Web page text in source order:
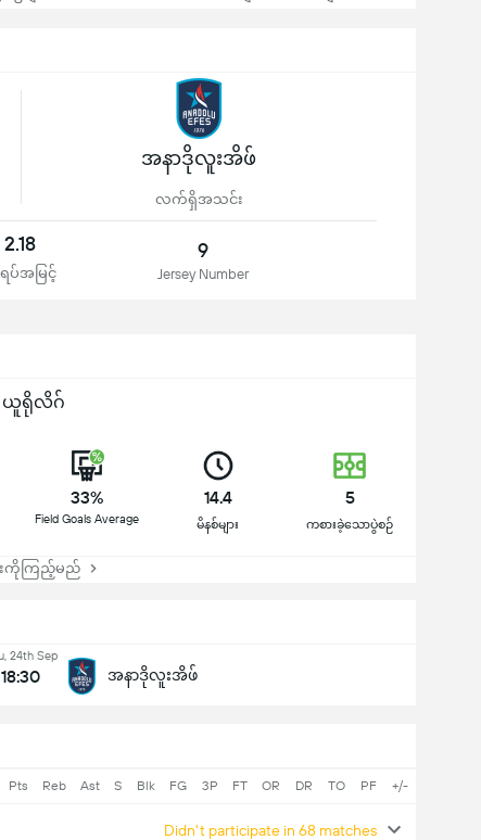
အနာဒိုလူးအိဖ်
လက်ရှိအသင်း
2.18
ပ်အမြင့်
9
Jersey Number
ယူရိုလိဂ်
33%
Field Goals Average
14.4
မိနစ်များ
5
ကစားခဲ့သောပွဲစဉ်
ကိုကြည့်မည်
24th Sep
18:30 အနာဒိုလူးအိဖ်
Pts Reb Ast S Blk FG 3P FT OR DR TO PF +/-
Didn't participate in 68 matches